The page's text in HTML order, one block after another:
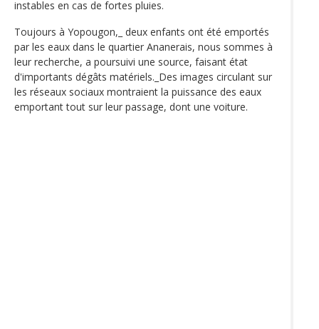
instables en cas de fortes pluies.
Toujours à Yopougon,_ deux enfants ont été emportés
par les eaux dans le quartier Ananerais, nous sommes à
leur recherche, a poursuivi une source, faisant état
d'importants dégâts matériels._Des images circulant sur
les réseaux sociaux montraient la puissance des eaux
emportant tout sur leur passage, dont une voiture.